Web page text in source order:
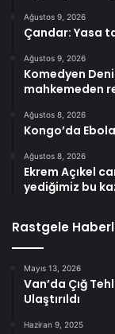
Ağustos 9, 2026
Çandar: Yasa
Ağustos 9, 2026
Komedyen
mahkemeden
Ağustos 8, 2026
Kongo’da
Ağustos 8, 2026
Ekrem Açıkel
yediğimiz bu
Rastgele
Mayıs 13, 2026
Van’da Çığ
Ulaştırıldı
Haziran 9, 2025